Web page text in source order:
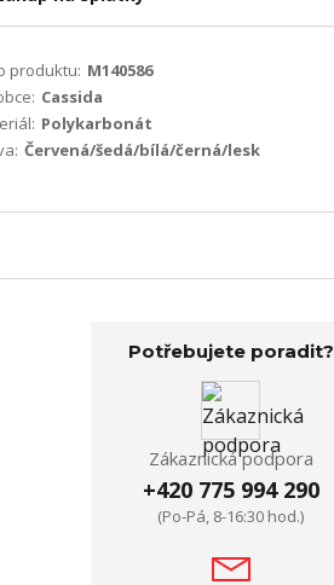
produktu: M140586
Cassida
Polykarbonát
Červená/šedá/bílá/černá/lesk
Potřebujete poradit?
Zákaznická podpora
+420 775 994 290
(Po-Pá, 8-16:30 hod.)